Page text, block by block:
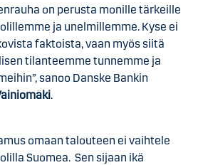
on perusta monille tärkeille
ja unelmillemme. Kyse ei
faktoista, vaan myös siitä
tilanteemme tunnemme ja
sanoo Danske Bankin
.
omaan talouteen ei vaihtele
Suomea. Sen sijaan ikä